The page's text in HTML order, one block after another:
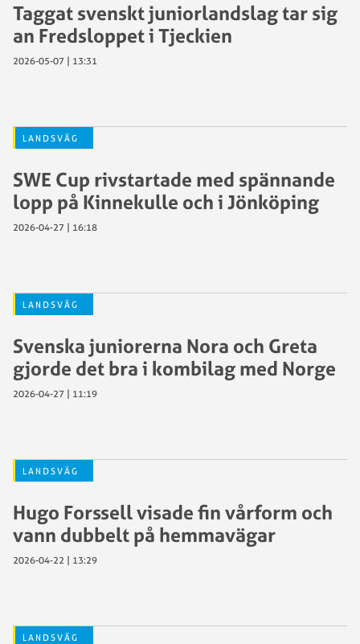
Taggat svenskt juniorlandslag tar sig
an Fredsloppet i Tjeckien
2026-05-07 | 13:31
LANDSVÄG
SWE Cup rivstartade med spännande
lopp på Kinnekulle och i Jönköping
2026-04-27 | 16:18
LANDSVÄG
Svenska juniorerna Nora och Greta
gjorde det bra i kombilag med Norge
2026-04-27 | 11:19
LANDSVÄG
Hugo Forssell visade fin vårform och
vann dubbelt på hemmavägar
2026-04-22 | 13:29
LANDSVÄG